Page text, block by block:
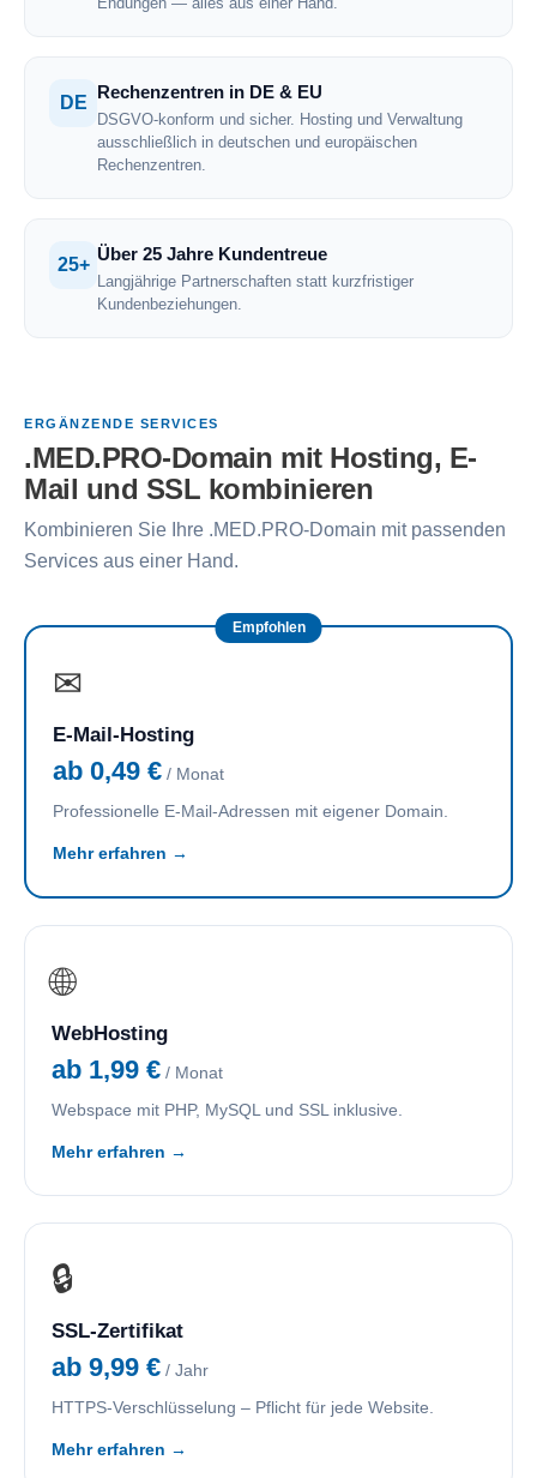
DE
Rechenzentren in DE & EU
DSGVO-konform und sicher. Hosting und Verwaltung
ausschließlich in deutschen und europäischen
Rechenzentren.
25+
Über 25 Jahre Kundentreue
Langjährige Partnerschaften statt kurzfristiger
Kundenbeziehungen.
ERGÄNZENDE SERVICES
.MED.PRO-Domain mit Hosting, E-
Mail und SSL kombinieren
Kombinieren Sie Ihre .MED.PRO-Domain mit passenden
Services aus einer Hand.
Empfohlen
✉
E-Mail-Hosting
ab 0,49 € / Monat
Professionelle E-Mail-Adressen mit eigener Domain.
Mehr erfahren →
🌐
WebHosting
ab 1,99 € / Monat
Webspace mit PHP, MySQL und SSL inklusive.
Mehr erfahren →
🔒
SSL-Zertifikat
ab 9,99 € / Jahr
HTTPS-Verschlüsselung – Pflicht für jede Website.
Mehr erfahren →